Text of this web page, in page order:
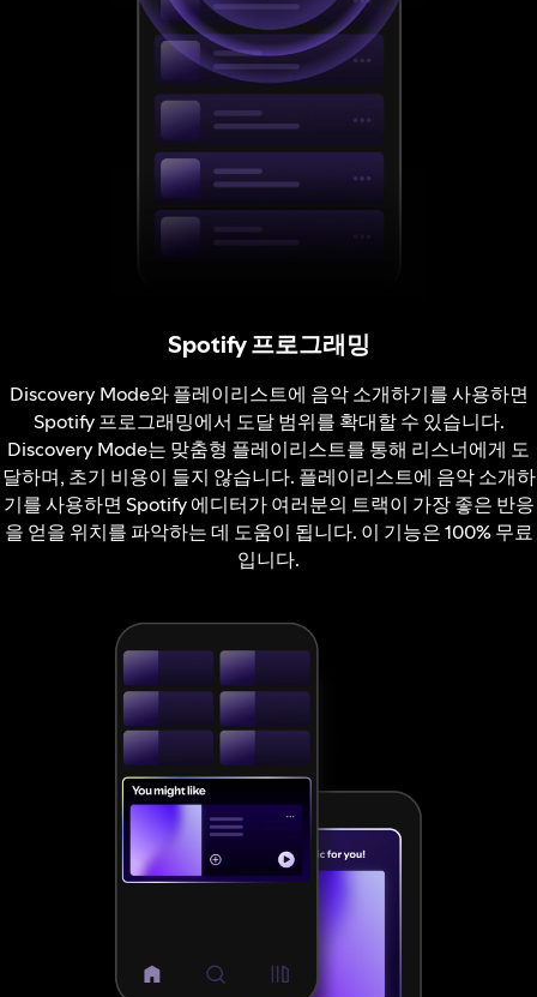
Spotify 프로그래밍
Discovery Mode와 플레이리스트에 음악 소개하기를 사용하면
Spotify 프로그래밍에서 도달 범위를 확대할 수 있습니다.
Discovery Mode는 맞춤형 플레이리스트를 통해 리스너에게 도
달하며, 초기 비용이 들지 않습니다. 플레이리스트에 음악 소개하
기를 사용하면 Spotify 에디터가 여러분의 트랙이 가장 좋은 반응
을 얻을 위치를 파악하는 데 도움이 됩니다. 이 기능은 100% 무료
입니다.